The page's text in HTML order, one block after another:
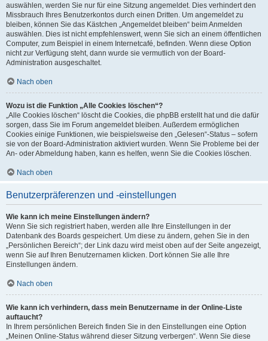
auswählen, werden Sie nur für eine Sitzung angemeldet. Dies verhindert den
Missbrauch Ihres Benutzerkontos durch einen Dritten. Um angemeldet zu
bleiben, können Sie das Kästchen „Angemeldet bleiben“ beim Anmelden
auswählen. Dies ist nicht empfehlenswert, wenn Sie sich an einem öffentlichen
Computer, zum Beispiel in einem Internetcafé, befinden. Wenn diese Option
nicht zur Verfügung steht, dann wurde sie vermutlich von der Board-
Administration ausgeschaltet.
Nach oben
Wozu ist die Funktion „Alle Cookies löschen“?
„Alle Cookies löschen“ löscht die Cookies, die phpBB erstellt hat und die dafür
sorgen, dass Sie im Forum angemeldet bleiben. Außerdem ermöglichen
Cookies einige Funktionen, wie beispielsweise den „Gelesen“-Status – sofern
sie von der Board-Administration aktiviert wurden. Wenn Sie Probleme bei der
An- oder Abmeldung haben, kann es helfen, wenn Sie die Cookies löschen.
Nach oben
Benutzerpräferenzen und -einstellungen
Wie kann ich meine Einstellungen ändern?
Wenn Sie sich registriert haben, werden alle Ihre Einstellungen in der
Datenbank des Boards gespeichert. Um diese zu ändern, gehen Sie in den
„Persönlichen Bereich“; der Link dazu wird meist oben auf der Seite angezeigt,
wenn Sie auf Ihren Benutzernamen klicken. Dort können Sie alle Ihre
Einstellungen ändern.
Nach oben
Wie kann ich verhindern, dass mein Benutzername in der Online-Liste
auftaucht?
In Ihrem persönlichen Bereich finden Sie in den Einstellungen eine Option
„Meinen Online-Status während dieser Sitzung verbergen“. Wenn Sie diese